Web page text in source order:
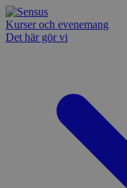
Kurser och evenemang
Det här gör vi